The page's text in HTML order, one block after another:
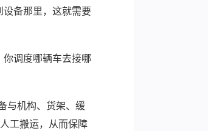
备那里，这就需要
调度哪辆车去接哪
与机构、货架、缓
工搬运，从而保障